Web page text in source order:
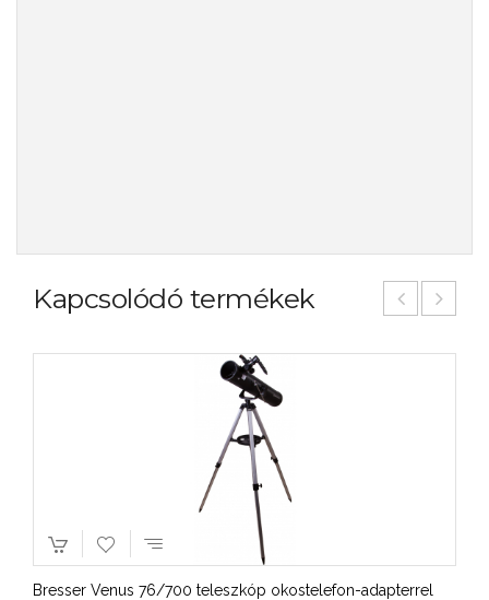
Kapcsolódó termékek
Bresser Venus 76/700 teleszkóp okostelefon-adapterrel